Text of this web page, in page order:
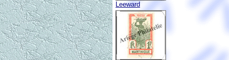
Leeward